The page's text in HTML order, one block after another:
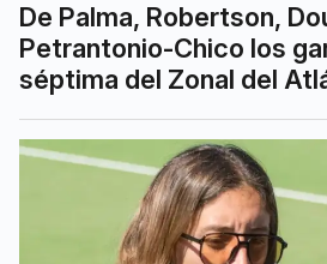
De Palma, Robertson,
Petrantonio-Chico los
séptima del Zonal del